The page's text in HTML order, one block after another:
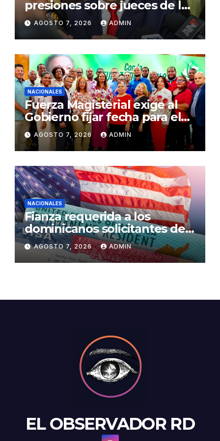
presiones sobre jueces de la
Suprema Corte de Justicia
AGOSTO 7, 2026 ADMIN
NACIONALES
Fuerza Magisterial exige al
Gobierno fijar fecha para el
pago de la Evaluación del
Desempeño
AGOSTO 7, 2026 ADMIN
NACIONALES
Fianza requerida a los
dominicanos solicitantes de
residencia a EE. UU. será de
US$100,000 en adelante
AGOSTO 7, 2026 ADMIN
EL OBSERVADOR RD